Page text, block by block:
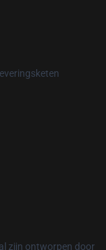
zijn ontworpen door